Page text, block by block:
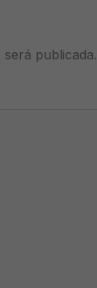
publicada.